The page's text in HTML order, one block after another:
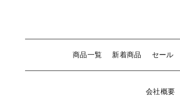
商品一覧 新着商品 セール
会社概要